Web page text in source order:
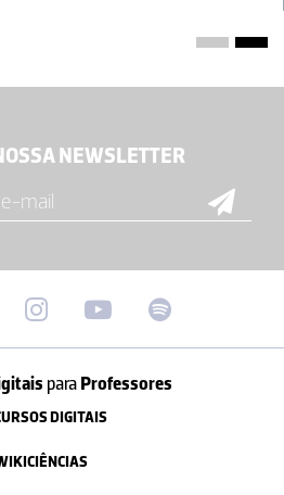
NEWSLETTER
paraProfessores
DIGITAIS